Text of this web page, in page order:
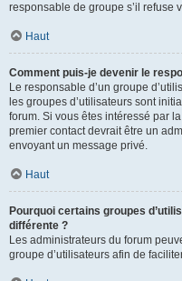
responsable de groupe s’il refuse
Haut
Comment puis-je devenir le
Le responsable d’un groupe
les groupes d’utilisateurs sont
forum. Si vous êtes intéressé par
premier contact devrait être un
envoyant un message privé.
Haut
Pourquoi certains groupes
différente ?
Les administrateurs du forum
groupe d’utilisateurs afin de